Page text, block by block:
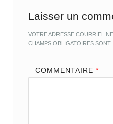
Laisser un
VOTRE ADRESSE COURRIEL
CHAMPS OBLIGATOIRES
COMMENTAIRE *